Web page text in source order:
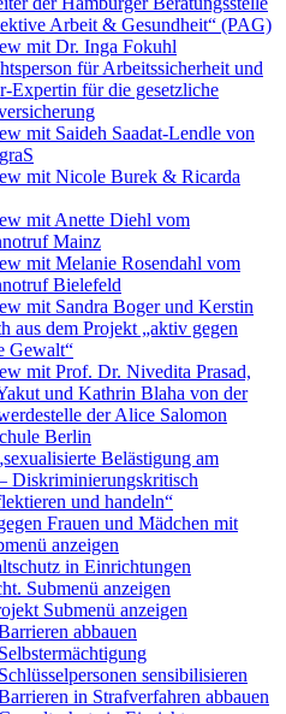
Arbeit & Gesundheit“ (PAG)
mit Dr. Inga Fokuhl
für Arbeitssicherheit und
Expertin für die gesetzliche
mit Saideh Saadat-Lendle von
mit Nicole Burek & Ricarda
mit Anette Diehl vom
Mainz
mit Melanie Rosendahl vom
Bielefeld
mit Sandra Boger und Kerstin
aus dem Projekt „aktiv gegen
Gewalt“
mit Prof. Dr. Nivedita Prasad,
und Kathrin Blaha von der
der Alice Salomon
Berlin
Belästigung am
Diskriminierungskritisch
und handeln“
Frauen und Mädchen mit
anzeigen
in Einrichtungen
Submenü anzeigen
Submenü anzeigen
abbauen
Selbstermächtigung
Schlüsselpersonen sensibilisieren
in Strafverfahren abbauen